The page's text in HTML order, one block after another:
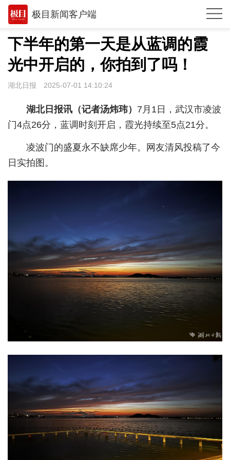
极目新闻客户端
推荐
观点
时政
武汉
世相
环球
城建
科教
相亲
汽车
创意
文化
下半年的第一天是从蓝调的霞
光中开启的，你拍到了吗！
湖北日报 2025-07-01 14:10:24
湖北日报讯（记者汤炜玮） 7月1日，武汉市凌波
门4点26分，蓝调时刻开启，霞光持续至5点21分。
凌波门的盛夏永不缺席少年。网友清风投稿了今
日实拍图。